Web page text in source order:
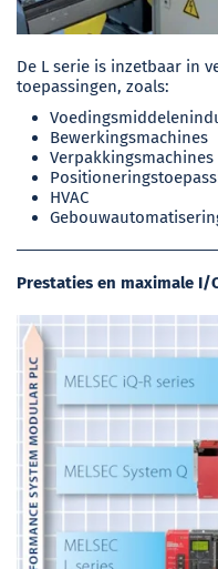
De L serie is inzetbaar in
toepassingen, zoals:
Bewerkingsmachines
Verpakkingsmachines
HVAC
Prestaties en maximale I/